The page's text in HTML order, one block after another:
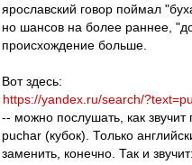
ярославский говор поймал
но шансов на более раннее,
происхождение больше.
Вот здесь:
https://yandex.ru/search/
-- можно послушать, как звучит
puchar (кубок). Только
заменить, конечно. Так и